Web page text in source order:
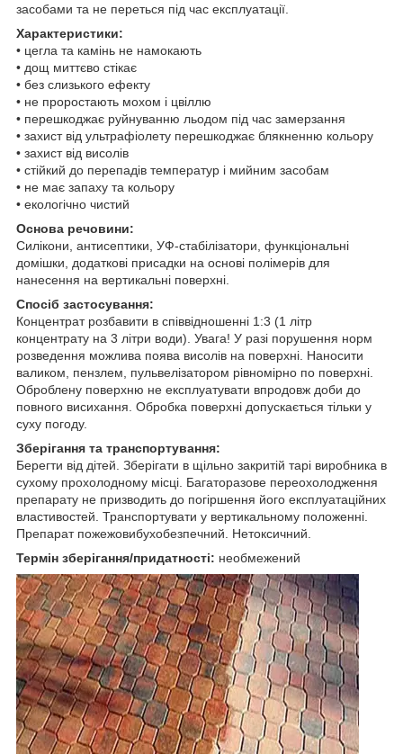
засобами та не переться під час експлуатації.
Характеристики:
• цегла та камінь не намокають
• дощ миттєво стікає
• без слизького ефекту
• не проростають мохом і цвіллю
• перешкоджає руйнуванню льодом під час замерзання
• захист від ультрафіолету перешкоджає блякненню кольору
• захист від висолів
• стійкий до перепадів температур і мийним засобам
• не має запаху та кольору
• екологічно чистий
Основа речовини:
Силікони, антисептики, УФ-стабілізатори, функціональні
домішки, додаткові присадки на основі полімерів для
нанесення на вертикальні поверхні.
Спосіб застосування:
Концентрат розбавити в співвідношенні 1:3 (1 літр
концентрату на 3 літри води). Увага! У разі порушення норм
розведення можлива поява висолів на поверхні. Наносити
валиком, пензлем, пульвелізатором рівномірно по поверхні.
Оброблену поверхню не експлуатувати впродовж доби до
повного висихання. Обробка поверхні допускається тільки у
суху погоду.
Зберігання та транспортування:
Берегти від дітей. Зберігати в щільно закритій тарі виробника в
сухому прохолодному місці. Багаторазове переохолодження
препарату не призводить до погіршення його експлуатаційних
властивостей. Транспортувати у вертикальному положенні.
Препарат пожежовибухобезпечний. Нетоксичний.
Термін зберігання/придатності: необмежений